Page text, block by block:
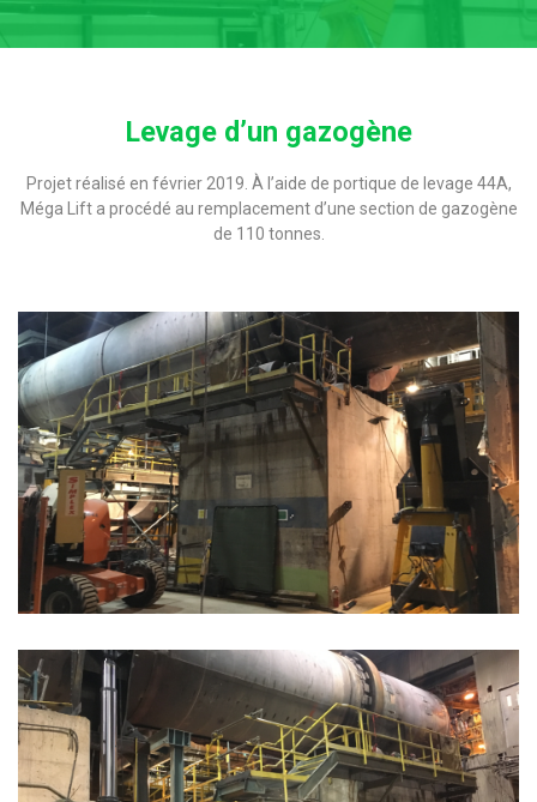
Levage d’un gazogène
Projet réalisé en février 2019. À l’aide de portique de levage 44A,
Méga Lift a procédé au remplacement d’une section de gazogène
de 110 tonnes.